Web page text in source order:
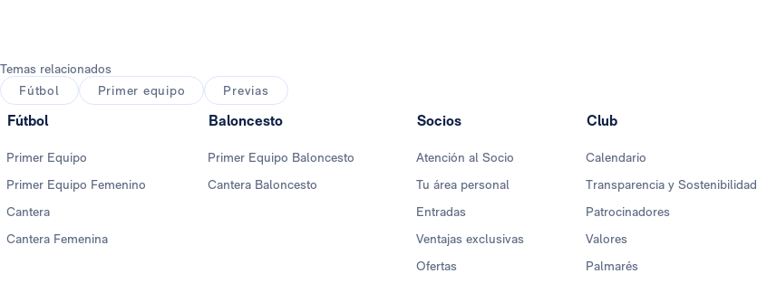
Temas relacionados
Fútbol
Primer equipo Previas
Fútbol
Primer Equipo
Primer Equipo Femenino
Cantera
Cantera Femenina
Baloncesto
Primer Equipo Baloncesto
Cantera Baloncesto
Socios
Atención al Socio
Tu área personal
Entradas
Ventajas exclusivas
Ofertas
Club
Calendario
Transparencia y Sostenibilidad
Patrocinadores
Valores
Palmarés